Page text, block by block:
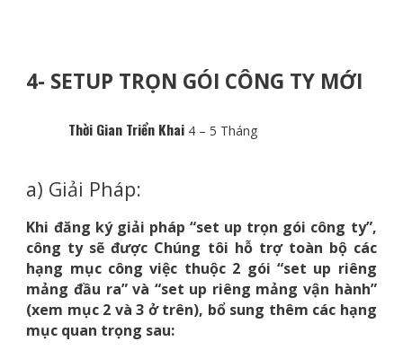
4- SETUP TRỌN GÓI CÔNG TY MỚI
Thời Gian Triển Khai 4 – 5 Tháng
a) Giải Pháp:
Khi đăng ký giải pháp “set up trọn gói công ty”,
công ty sẽ được Chúng tôi hỗ trợ toàn bộ các
hạng mục công việc thuộc 2 gói “set up riêng
mảng đầu ra” và “set up riêng mảng vận hành”
(xem mục 2 và 3 ở trên), bổ sung thêm các hạng
mục quan trọng sau: